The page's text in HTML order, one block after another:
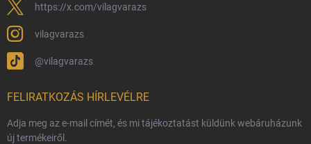
https://x.com/vilagvarazs
vilagvarazs
@vilagvarazs
FELIRATKOZÁS HÍRLEVÉLRE
Adja meg az e-mail címét, és mi tájékoztatást küldünk webáruházunk
új termékeiről.